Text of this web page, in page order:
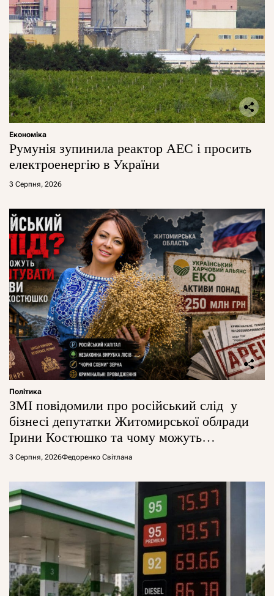
Економіка
Румунія зупинила реактор АЕС і просить
електроенергію в України
3 Серпня, 2026
Політика
ЗМІ повідомили про російський слід у
бізнесі депутатки Житомирської облради
Ірини Костюшко та чому можуть
арештувати її активи
3 Серпня, 2026Федоренко Світлана